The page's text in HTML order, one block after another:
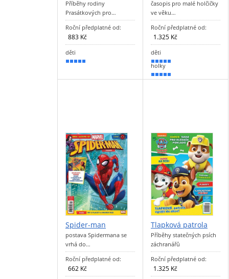
Příběhy rodiny
Prasátkových pro…
Roční předplatné od:
883 Kč
děti
90 %
časopis pro malé holčičky
ve věku…
Roční předplatné od:
1.325 Kč
děti
100 %
holky
100 %
Spider-man
postava Spidermana se
vrhá do…
Roční předplatné od:
662 Kč
Tlapková patrola
Příběhy statečných psích
záchranářů
Roční předplatné od:
1.325 Kč